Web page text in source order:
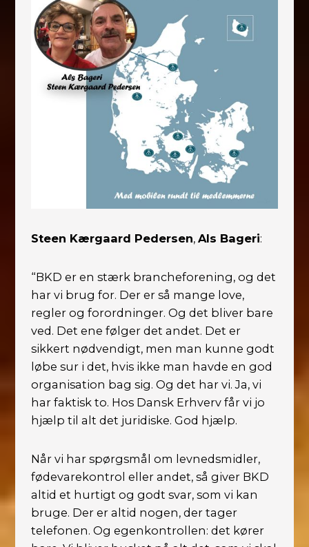
Steen Kærgaard Pedersen, Als Bageri:
“BKD er en stærk brancheforening, og det
har vi brug for. Der er så mange love,
regler og forordninger. Og det bliver bare
ved. Det ene følger det andet. Det er
sikkert nødvendigt, men man kunne godt
løbe sur i det, hvis ikke man havde en god
organisation bag sig. Og det har vi. Ja, vi
har faktisk to. Hos Dansk Erhverv får vi jo
hjælp til alt det juridiske. God hjælp.
Når vi har spørgsmål om levnedsmidler,
fødevarekontrol eller andet, så giver BKD
altid et hurtigt og godt svar, som vi kan
bruge. Der er altid nogen, der tager
telefonen. Og egenkontrollen: det kører